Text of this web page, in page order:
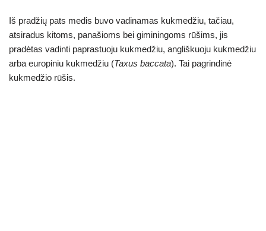
Iš pradžių pats medis buvo vadinamas kukmedžiu, tačiau,
atsiradus kitoms, panašioms bei giminingoms rūšims, jis
pradėtas vadinti paprastuoju kukmedžiu, angliškuoju kukmedžiu
arba europiniu kukmedžiu (Taxus baccata). Tai pagrindinė
kukmedžio rūšis.